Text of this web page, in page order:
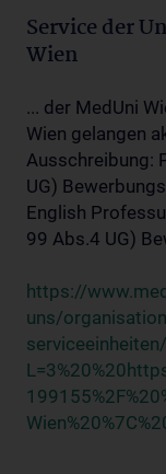
Service der
Wien
... der MedUni
Wien gelangen
Ausschreibung:
UG)
English
99 Abs.4 UG)
https://
uns/